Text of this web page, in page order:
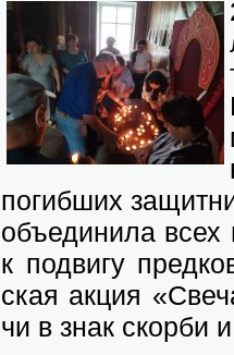
по­гиб­ших
объ­еди­ни­ла
к по­дви­гу
ская ак­ция
чи в знак скор­би